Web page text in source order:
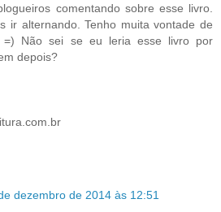
comentando sobre esse livro.
ir alternando. Tenho muita vontade de
=) Não sei se eu leria esse livro por
depois?
dezembro de 2014 às 12:51